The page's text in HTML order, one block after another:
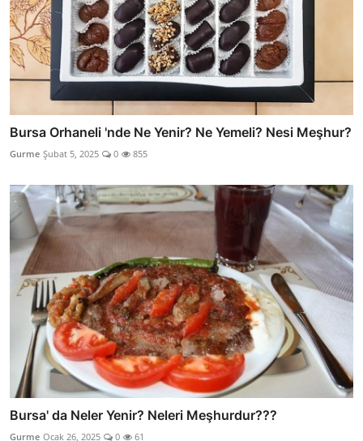
Bursa Orhaneli 'nde Ne Yenir? Ne Yemeli? Nesi Meşhur?
Gurme Şubat 5, 2025 0 855
Bursa' da Neler Yenir? Neleri Meşhurdur???
Gurme Ocak 26, 2025 0 61